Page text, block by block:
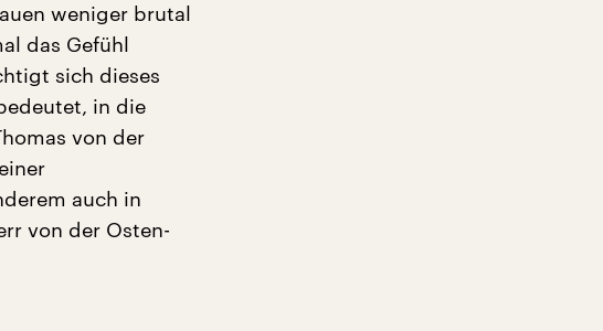
weniger brutal
das Gefühl
sich dieses
in die
von der
auch in
von der Osten-